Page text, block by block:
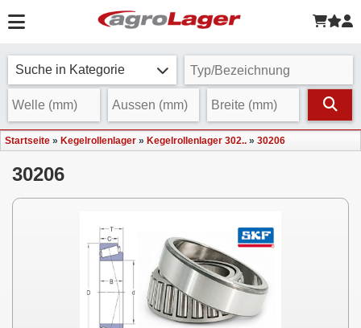
Suche in Kategorie
Startseite » Kegelrollenlager » Kegelrollenlager 302.. » 30206
30206